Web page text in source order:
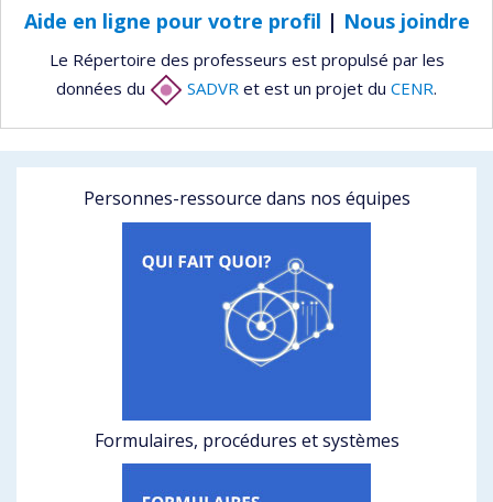
Aide en ligne pour votre profil | Nous joindre
Le Répertoire des professeurs est propulsé par les
données du
SADVR et est un projet du CENR.
Personnes-ressource dans nos équipes
Formulaires, procédures et systèmes